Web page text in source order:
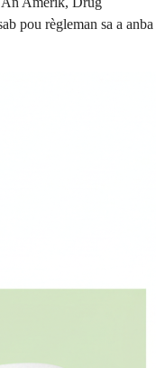
pou règleman sa a anba